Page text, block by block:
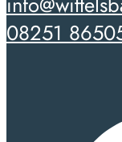
08251